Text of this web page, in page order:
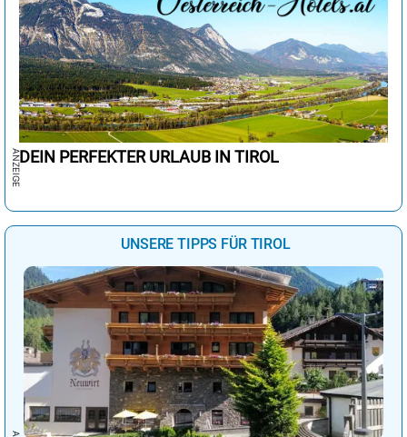
DEIN PERFEKTER URLAUB IN TIROL
UNSERE TIPPS FÜR TIROL